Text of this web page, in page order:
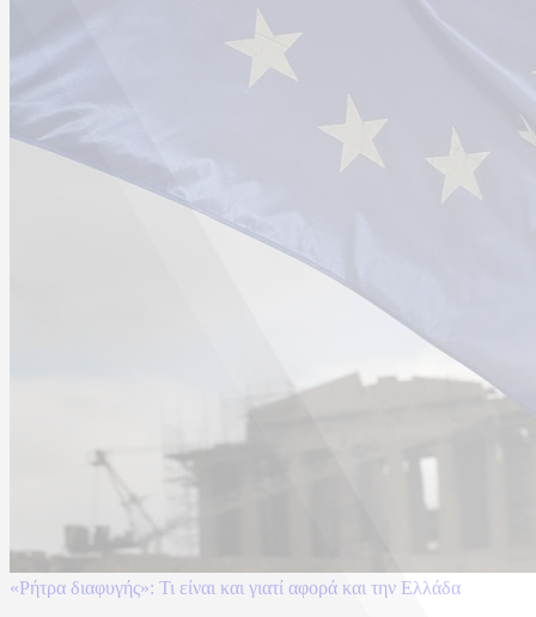
«Ρήτρα διαφυγής»: Τι είναι και γιατί αφορά και την Ελλάδα